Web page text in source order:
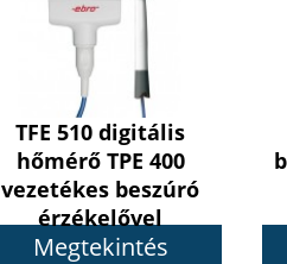
TFE 510 digitális
hőmérő TPE 400
vezetékes beszúró
érzékelővel
Megtekintés